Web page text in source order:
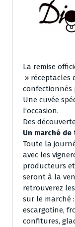
La remise
» réceptacles
confectionnés
Une cuvée
l’occasion.
Des
Un marché
Toute la
avec les
producteurs
seront à la
retrouverez
sur le marché
escargotine,
confitures,